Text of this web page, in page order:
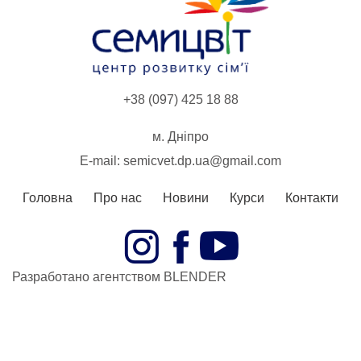
+38 (097) 425 18 88
м. Дніпро
E-mail: semicvet.dp.ua@gmail.com
Головна Про нас Новини Курси Контакти
Разработано агентством BLENDER